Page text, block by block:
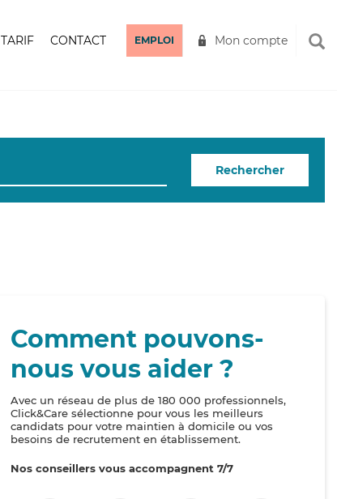
TARIF CONTACT EMPLOI Mon compte
Rechercher
Comment pouvons-
nous vous aider ?
Avec un réseau de plus de 180 000 professionnels,
Click&Care sélectionne pour vous les meilleurs
candidats pour votre maintien à domicile ou vos
besoins de recrutement en établissement.
Nos conseillers vous accompagnent 7/7